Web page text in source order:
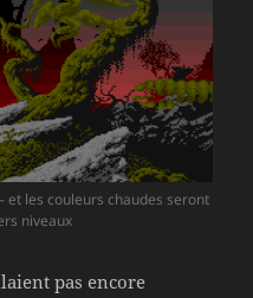
et les couleurs chaudes seront
niveaux
pas encore